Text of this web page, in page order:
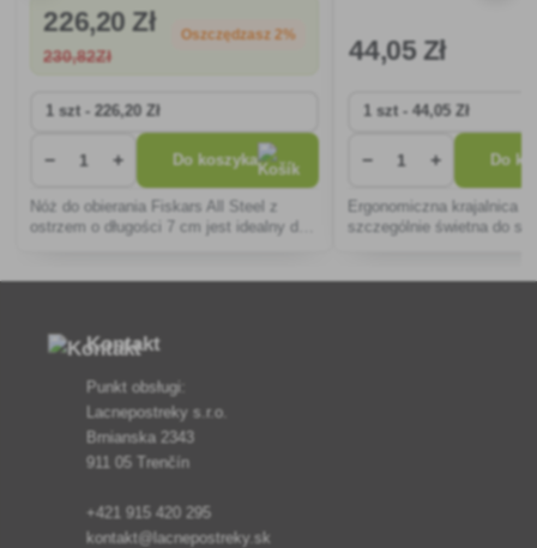
226,20 Zł
230,82Zł
Oszczędzasz 2%
− + Do koszyka
Nóż do obierania Fiskars All Steel z
ostrzem o długości 7 cm jest idealny do
44,05 Zł
− + Do
Ergonomiczna krajalnica
szczególnie świetna do
Kontakt
Punkt obsługi:
Lacnepostreky s.r.o.
Brnianska 2343
911 05 Trenčín
+421 915 420 295
kontakt@lacnepostreky.sk